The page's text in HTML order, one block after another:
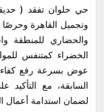
حي حلوان تفقد ( حديقة
وتجميل القاهرة
والحضاري للمنطقة
الخضراء كمتنفس
عوض بسرعة رفع كفاءة
السابقة، مع التأكيد
لضمان استدامة أعمال